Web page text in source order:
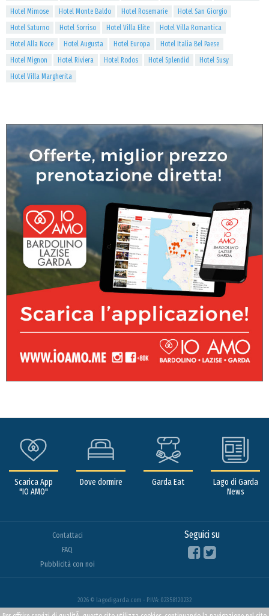
Hotel Mimose
Hotel Monte Baldo Hotel Rosemarie
Hotel San Giorgio
Hotel Saturno
Hotel Sorriso Hotel Villa Elite
Hotel Villa Romantica
Hotel Alla Noce
Hotel Augusta Hotel Europa
Hotel Italia Bel Paese
Hotel Mignon
Hotel Riviera Hotel Rodos Hotel Splendid
Hotel Susy
Hotel Villa Margherita
Scarica App
"IO AMO"
Dove dormire Garda Eat
Lago di Garda
News
Contattaci
FAQ
Pubblicità con noi
Seguici su
2026 © lagodigarda.com - P.IVA: 02358120232